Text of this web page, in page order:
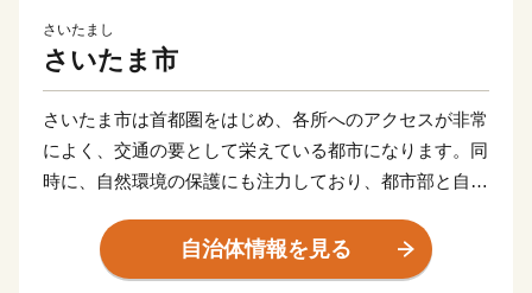
さいたまし
さいたま市
さいたま市は首都圏をはじめ、各所へのアクセスが非常
によく、交通の要として栄えている都市になります。同
時に、自然環境の保護にも注力しており、都市部と自然
また、スポーツが盛んでサッカーのまちとしても知られ
ており、文化芸術の面では、人形の産地、盆栽の歴史を
自治体情報を見る